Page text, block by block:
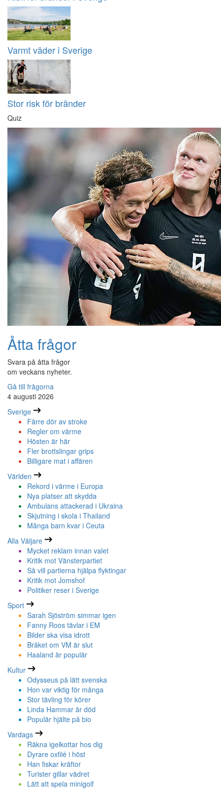
Varmt väder i Sverige
Stor risk för bränder
Quiz
Åtta frågor
Svara på åtta frågor
om veckans nyheter.
Gå till frågorna
4 augusti 2026
Sverige
Färre dör av stroke
Regler om värme
Hösten är här
Fler brottslingar grips
Billigare mat i affären
Världen
Rekord i värme i Europa
Nya platser att skydda
Ambulans attackerad i Ukraina
Skjutning i skola i Thailand
Många barn kvar i Ceuta
Alla Väljare
Mycket reklam innan valet
Kritik mot Vänsterpartiet
Så vill partierna hjälpa flyktingar
Kritik mot Jomshof
Politiker reser i Sverige
Sport
Sarah Sjöström simmar igen
Fanny Roos tävlar i EM
Bilder ska visa idrott
Bråket om VM är slut
Haaland är populär
Kultur
Odysseus på lätt svenska
Hon var viktig för många
Stor tävling för körer
Linda Hammar är död
Populär hjälte på bio
Vardags
Räkna igelkottar hos dig
Dyrare oxfilé i höst
Han fiskar kräftor
Turister gillar vädret
Lätt att spela minigolf